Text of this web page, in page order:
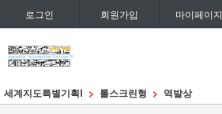
로그인 회원가입 마이페이지
세계지도특별기획Ⅰ 롤스크린형 역발상